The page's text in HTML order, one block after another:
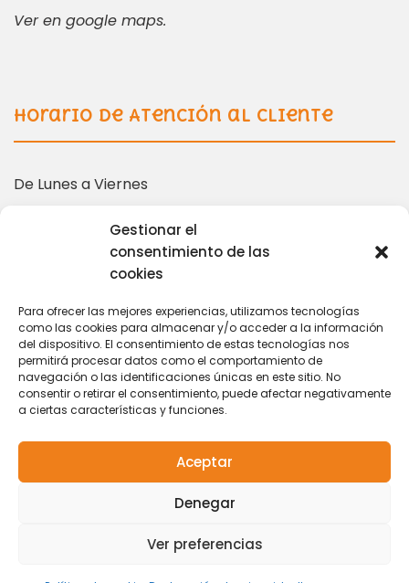
Gestionar el
consentimiento de las
cookies
Para ofrecer las mejores experiencias, utilizamos tecnologías
como las cookies para almacenar y/o acceder a la información
del dispositivo. El consentimiento de estas tecnologías nos
permitirá procesar datos como el comportamiento de
navegación o las identificaciones únicas en este sitio. No
consentir o retirar el consentimiento, puede afectar negativamente
a ciertas características y funciones.
Aceptar
Denegar
Ver preferencias
Ver en google maps.
Horario de Atención al Cliente
De Lunes a Viernes
Más información en:
coordinacion@tarihuela.com
671 509 522
Contacto|Política de
© 2024 Centro de